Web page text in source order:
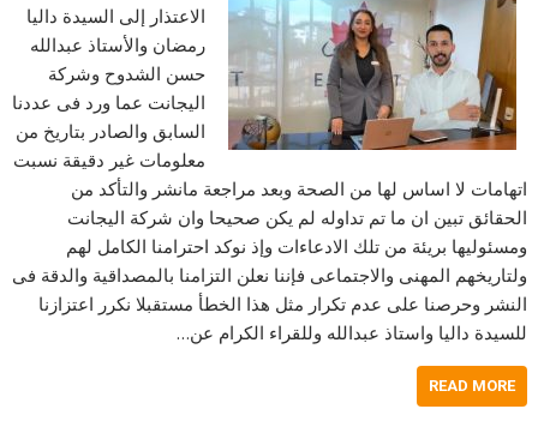
الاعتذار إلى السيدة داليا
رمضان والأستاذ عبدالله
حسن الشدوح وشركة
اليجانت عما ورد فى عددنا
السابق والصادر بتاريخ من
معلومات غير دقيقة نسبت
اتهامات لا اساس لها من الصحة وبعد مراجعة مانشر والتأكد من
الحقائق تبين ان ما تم تداوله لم يكن صحيحا وان شركة اليجانت
ومسئوليها بريئة من تلك الادعاءات وإذ نوكد احترامنا الكامل لهم
ولتاريخهم المهنى والاجتماعى فإننا نعلن التزامنا بالمصداقية والدقة فى
النشر وحرصنا على عدم تكرار مثل هذا الخطأ مستقبلا نكرر اعتزازنا
للسيدة داليا واستاذ عبدالله وللقراء الكرام عن…
READ MORE